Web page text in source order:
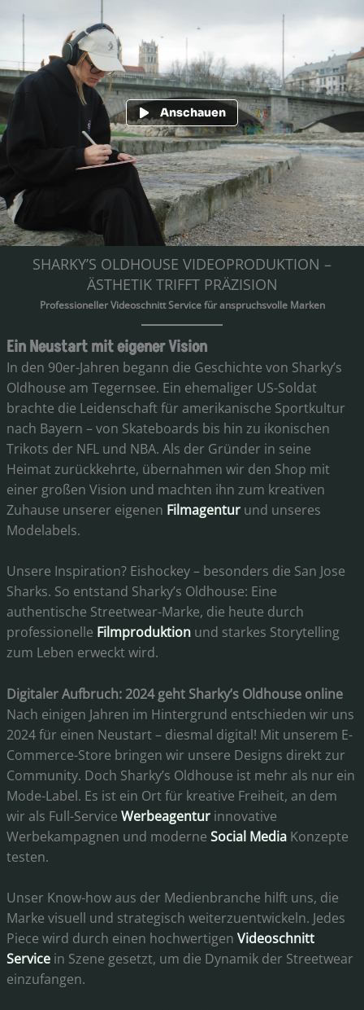
springen
Anschauen
SHARKY’S OLDHOUSE VIDEOPRODUKTION –
ÄSTHETIK TRIFFT PRÄZISION
Professioneller Videoschnitt Service für anspruchsvolle Marken
Ein Neustart mit eigener Vision
In den 90er-Jahren begann die Geschichte von Sharky’s
Oldhouse am Tegernsee. Ein ehemaliger US-Soldat
brachte die Leidenschaft für amerikanische Sportkultur
nach Bayern – von Skateboards bis hin zu ikonischen
Trikots der NFL und NBA. Als der Gründer in seine
Heimat zurückkehrte, übernahmen wir den Shop mit
einer großen Vision und machten ihn zum kreativen
Zuhause unserer eigenen Filmagentur und unseres
Modelabels.
Unsere Inspiration? Eishockey – besonders die San Jose
Sharks. So entstand Sharky’s Oldhouse: Eine
authentische Streetwear-Marke, die heute durch
professionelle Filmproduktion und starkes Storytelling
zum Leben erweckt wird.
Digitaler Aufbruch: 2024 geht Sharky’s Oldhouse online
Nach einigen Jahren im Hintergrund entschieden wir uns
2024 für einen Neustart – diesmal digital! Mit unserem E-
Commerce-Store bringen wir unsere Designs direkt zur
Community. Doch Sharky’s Oldhouse ist mehr als nur ein
Mode-Label. Es ist ein Ort für kreative Freiheit, an dem
wir als Full-ServiceWerbeagentur innovative
Werbekampagnen und moderneSocial Media Konzepte
testen.
Unser Know-how aus der Medienbranche hilft uns, die
Marke visuell und strategisch weiterzuentwickeln. Jedes
Piece wird durch einen hochwertigenVideoschnitt
Service in Szene gesetzt, um die Dynamik der Streetwear
einzufangen.